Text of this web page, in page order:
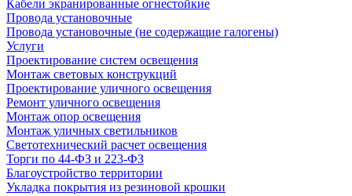
Кабели экранированные огнестойкие
Провода установочные
Провода установочные (не содержащие галогены)
Услуги
Проектирование систем освещения
Монтаж световых конструкций
Проектирование уличного освещения
Ремонт уличного освещения
Монтаж опор освещения
Монтаж уличных светильников
Светотехнический расчет освещения
Торги по 44-ФЗ и 223-ФЗ
Благоустройство территории
Укладка покрытия из резиновой крошки